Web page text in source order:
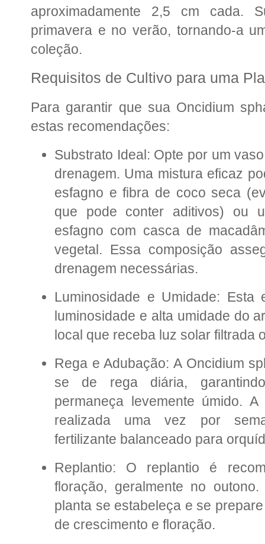
aproximadamente 2,5 cm cada.
primavera e no verão, tornando-a
coleção.
Requisitos de Cultivo para uma
Para garantir que sua Oncidium
estas recomendações:
Substrato Ideal: Opte por um
drenagem. Uma mistura eficaz
esfagno e fibra de coco seca
que pode conter aditivos) ou
esfagno com casca de
vegetal. Essa composição
drenagem necessárias.
Luminosidade e Umidade: Esta
luminosidade e alta umidade do
local que receba luz solar filtrada
Rega e Adubação: A Oncidium
se de rega diária,
permaneça levemente úmido.
realizada uma vez por
fertilizante balanceado para
Replantio: O replantio é
floração, geralmente no
planta se estabeleça e se
de crescimento e floração.